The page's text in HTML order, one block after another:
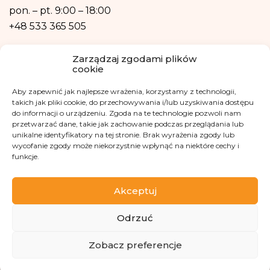
Zarządzaj zgodami plików
cookie
Aby zapewnić jak najlepsze wrażenia, korzystamy z technologii,
takich jak pliki cookie, do przechowywania i/lub uzyskiwania dostępu
do informacji o urządzeniu. Zgoda na te technologie pozwoli nam
przetwarzać dane, takie jak zachowanie podczas przeglądania lub
unikalne identyfikatory na tej stronie. Brak wyrażenia zgody lub
wycofanie zgody może niekorzystnie wpłynąć na niektóre cechy i
funkcje.
Akceptuj
Odrzuć
Zobacz preferencje
również w formie profilowania.
pon. – pt. 9:00 – 18:00
+48 533 365 505
kontakt@fundacjakasisi.pl
Inspektor Danych Osobowych
Klaudia Kwiatkowska
iod@fundacjakasisi.pl